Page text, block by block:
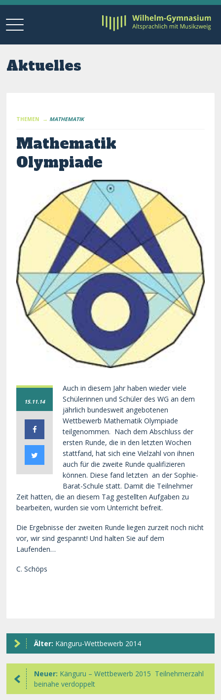
Aktuelles
THEMEN → MATHEMATIK
Mathematik
Olympiade
15.11.14
Auch in diesem Jahr haben wieder viele
Schülerinnen und Schüler des WG an dem
jährlich bundesweit angebotenen
Wettbewerb Mathematik Olympiade
teilgenommen. Nach dem Abschluss der
ersten Runde, die in den letzten Wochen
stattfand, hat sich eine Vielzahl von ihnen
auch für die zweite Runde qualifizieren
können. Diese fand letzten an der Sophie-
Barat-Schule statt. Damit die Teilnehmer
Zeit hatten, die an diesem Tag gestellten Aufgaben zu
bearbeiten, wurden sie vom Unterricht befreit.
Die Ergebnisse der zweiten Runde liegen zurzeit noch nicht
vor, wir sind gespannt! Und halten Sie auf dem
Laufenden…
C. Schöps
Älter: Känguru-Wettbewerb 2014
Neuer: Känguru – Wettbewerb 2015  Teilnehmerzahl
beinahe verdoppelt